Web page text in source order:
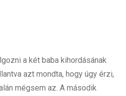
a két baba kihordásának
azt mondta, hogy úgy érzi,
mégsem az. A második